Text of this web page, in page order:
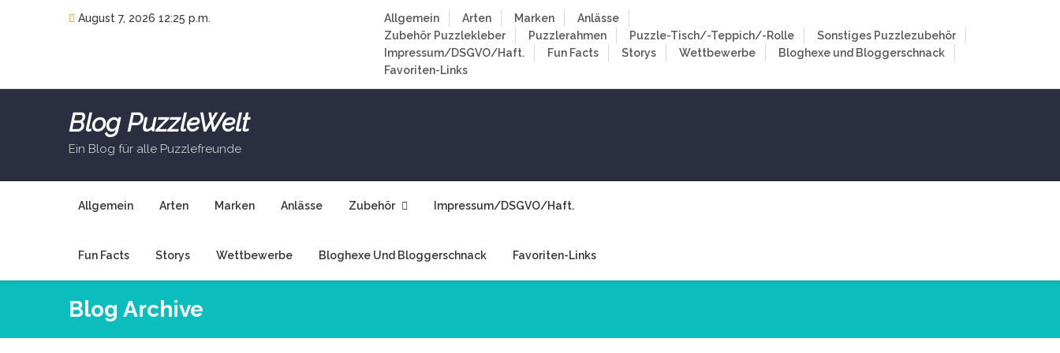
August 7, 2026 12:25 p.m. Allgemein Arten Marken
Anlässe
Zubehör Puzzlekleber Puzzlerahmen Puzzle-Tisch/-Teppich/-Rolle
Sonstiges Puzzlezubehör
Impressum/DSGVO/Haft.
Fun Facts Storys Wettbewerbe
Bloghexe und Bloggerschnack
Favoriten-Links
Blog PuzzleWelt
Ein Blog für alle Puzzlefreunde
Allgemein Arten Marken Anlässe Zubehör Impressum/DSGVO/Haft.
Fun Facts Storys Wettbewerbe Bloghexe Und Bloggerschnack Favoriten-Links
Blog Archive